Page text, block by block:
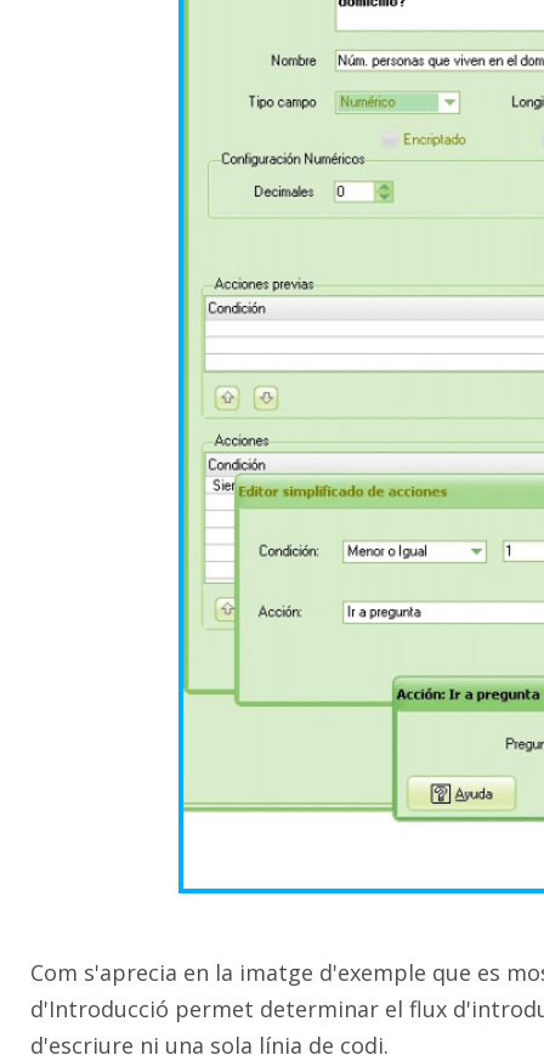
Com s'aprecia en la imatge d'exemple que es
d'Introducció permet determinar el flux
d'escriure ni una sola línia de codi.